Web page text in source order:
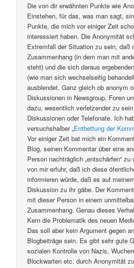
Die von dir erwähnten Punkte wie
Einstehen, für das, was man sagt,
Punkte, die mich vor einiger Zeit
interessiert haben. Die Anonymität
Extremfall der Situation zu sein, daß
Zusammenhang (in dem man mit
steht) und die sich daraus
(wie man sich wechselseitig
ausblendet. Ganz gleich ob anonym
Diskussionen in Newsgroup, Foren
dazu, wesentlich verletzender zu
Diskussionen oder Telefonate. Ich
versuchshalber „Entbettung der
Vor einiger Zeit bat mich ein
Blog, seinen Kommentar über eine
Person nachträglich „entschärfen“
von mir erfuhr, daß ich diese
informieren würde, daß es auf
Diskussion zu ihr gäbe. Der
mit dieser Person in einem
Zusammenhang. Genau dieses
Kern die Problematik des neuen
Das soll aber kein Argument gegen
Blogbeiträge sein. Es gibt sehr gute
sozialen Kontrolle von Nazis,
Blockwarten etc. durch Anonymität